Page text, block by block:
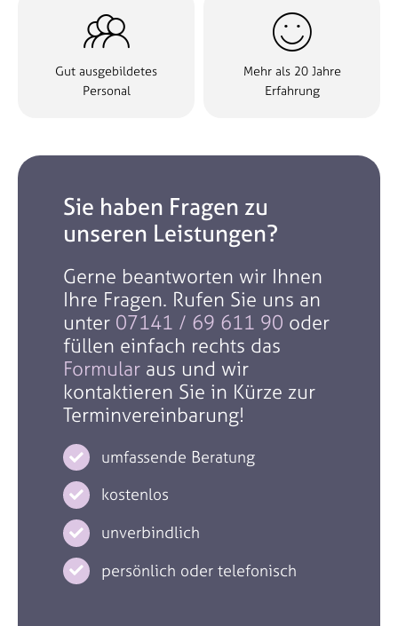

Gut ausgebildetes
Personal

Mehr als 20 Jahre
Erfahrung
Sie haben Fragen zu
unseren Leistungen?
Gerne beantworten wir Ihnen
Ihre Fragen. Rufen Sie uns an
unter 07141 / 69 611 90 oder
füllen einfach rechts das
Formularaus und wir
kontaktieren Sie in Kürze zur
Terminvereinbarung!
umfassende Beratung
kostenlos
unverbindlich
persönlich oder telefonisch